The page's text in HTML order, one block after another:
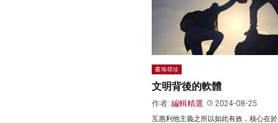
書海尋珍
文明背後的軟體
作者: 編輯精選 2024-08-25
互惠利他主義之所以如此有效，核心在